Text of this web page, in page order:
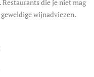
die je niet mag
wijnadviezen.